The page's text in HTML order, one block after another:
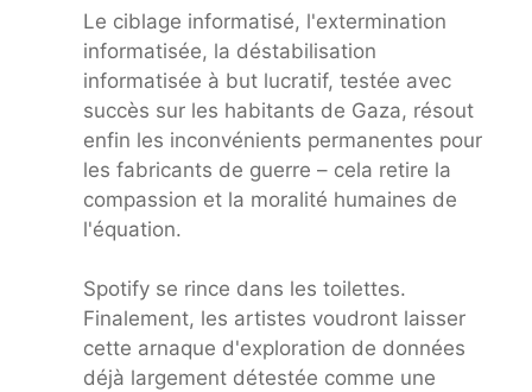
Le ciblage informatisé, l'extermination
informatisée, la déstabilisation
informatisée à but lucratif, testée avec
succès sur les habitants de Gaza, résout
enfin les inconvénients permanentes pour
les fabricants de guerre – cela retire la
compassion et la moralité humaines de
l'équation.
Spotify se rince dans les toilettes.
Finalement, les artistes voudront laisser
cette arnaque d'exploration de données
déjà largement détestée comme une